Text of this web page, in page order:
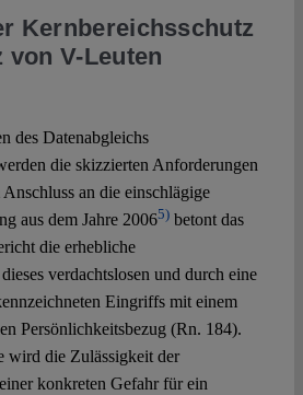
Kernbereichsschutz
von V-Leuten
des Datenabgleichs
die skizzierten Anforderungen
an die einschlägige
aus dem Jahre 20065)betont das
die erhebliche
verdachtslosen und durch eine
Eingriffs mit einem
Persönlichkeitsbezug (Rn. 184).
wird die Zulässigkeit der
konkreten Gefahr für ein